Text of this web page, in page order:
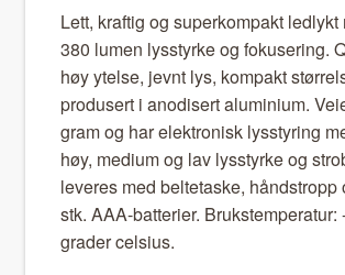
Lett, kraftig og superkom­pakt led­lykt
380 lumen lysstyrke og fokuser­ing.
høy ytelse, jevnt lys, kom­pakt
pro­dusert i anodis­ert alu­mini­um.
gram og har elek­tro­n­isk lysstyring
høy, medi­um og lav lysstyrke og
leveres med bel­te­taske, hånd­stropp
stk. AAA-bat­terier. Bruk­stem­per­atur:
grad­er cel­sius.